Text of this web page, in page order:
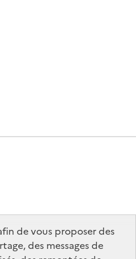
de vous proposer des
des messages de